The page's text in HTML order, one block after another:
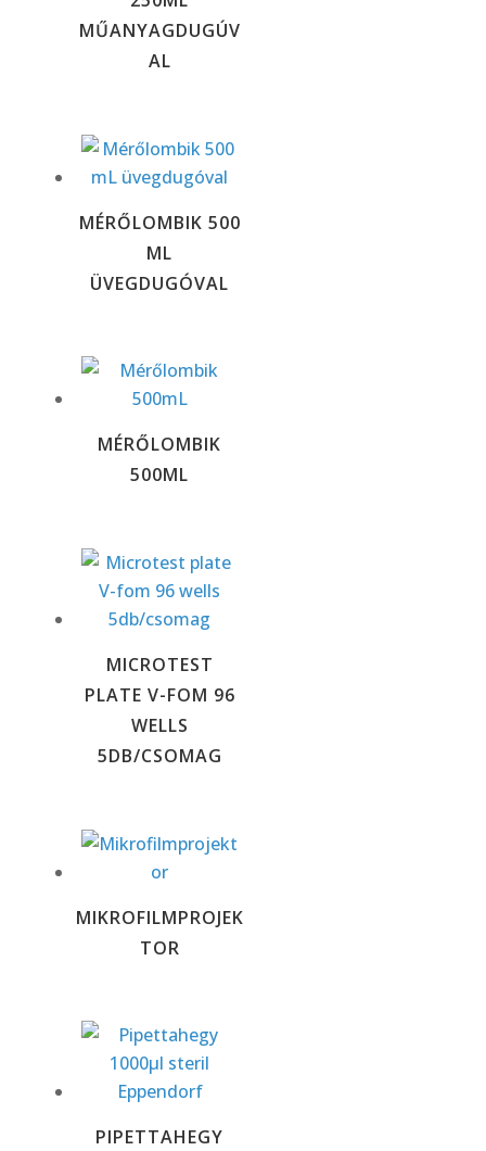
MŰANYAGDUGÚV
AL
MÉRŐLOMBIK 500
ML
ÜVEGDUGÓVAL
MÉRŐLOMBIK
500ML
MICROTEST
PLATE V-FOM 96
WELLS
5DB/CSOMAG
MIKROFILMPROJEK
TOR
PIPETTAHEGY